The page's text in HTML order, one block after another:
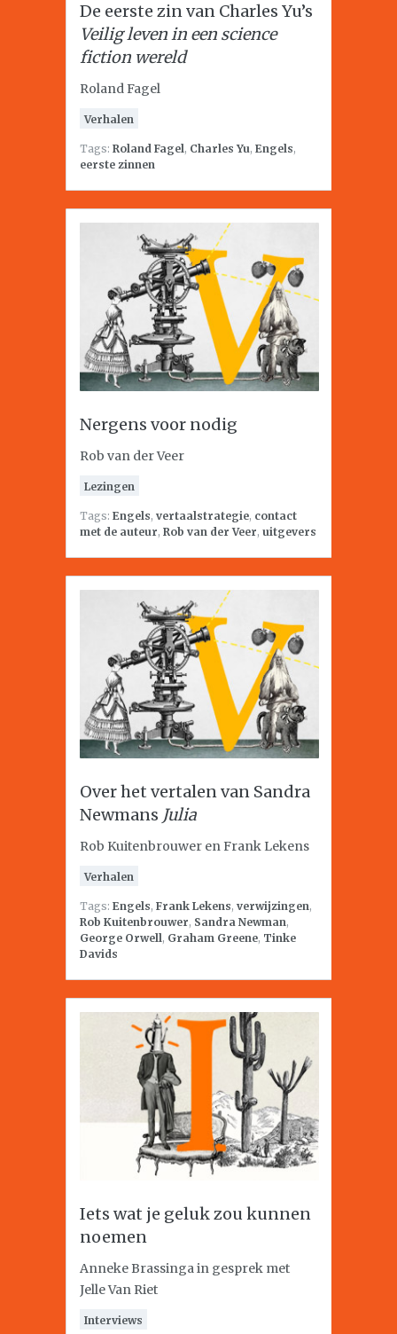
De eerste zin van Charles Yu’s
Veilig leven in een science
fiction wereld
Roland Fagel
Verhalen
Tags: Roland Fagel, Charles Yu, Engels,
eerste zinnen
Nergens voor nodig
Rob van der Veer
Lezingen
Tags: Engels, vertaalstrategie, contact
met de auteur, Rob van der Veer, uitgevers
Over het vertalen van Sandra
Newmans Julia
Rob Kuitenbrouwer en Frank Lekens
Verhalen
Tags: Engels, Frank Lekens, verwijzingen,
Rob Kuitenbrouwer, Sandra Newman,
George Orwell, Graham Greene, Tinke
Davids
Iets wat je geluk zou kunnen
noemen
Anneke Brassinga in gesprek met
Jelle Van Riet
Interviews